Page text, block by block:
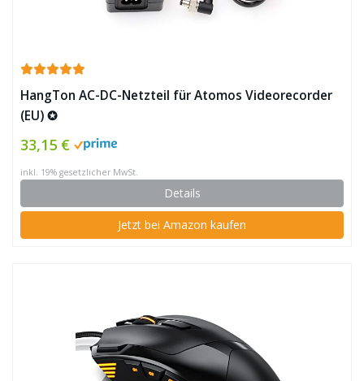
HangTon AC-DC-Netzteil für Atomos Videorecorder
(EU) ✪
33,15 €
inkl. 19% gesetzlicher MwSt.
Details
Jetzt bei Amazon kaufen